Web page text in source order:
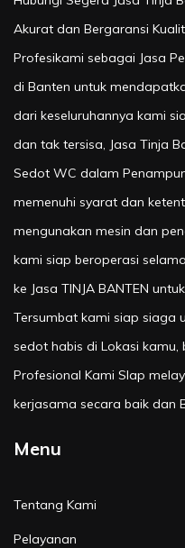
Akurat dan Bergaransi
Profesikami sebagai Jasa
di Banten untuk
dari keseluruhannya kami
dan tak tersisa, Jasa Tinja
Sedot WC dalam
memenuhi syarat dan
mengunakan mesin dan
kami siap beroperasi
ke Jasa TINJA BANTEN
Tersumbat kami siap siaga
sedot habis di Lokasi kamu,
Profesional Kami SIap
kerjasama secara baik dan
Menu
Tentang Kami
Pelayanan